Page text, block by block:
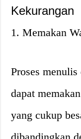
Kekurangan
1. Memakan
Proses
dapat
yang cukup